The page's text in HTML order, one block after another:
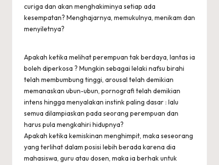
curiga dan akan menghakiminya setiap ada
kesempatan? Menghajarnya, memukulnya, menikam dan
menyiletnya?
Apakah ketika melihat perempuan tak berdaya, lantas ia
boleh diperkosa ? Mungkin sebagai lelaki nafsu birahi
telah membumbung tinggi, arousal telah demikian
memanaskan ubun-ubun, pornografi telah demikian
intens hingga menyalakan instink paling dasar : lalu
semua dilampiaskan pada seorang perempuan dan
harus pula mengkahiri hidupnya?
Apakah ketika kemiskinan menghimpit, maka seseorang
yang terlihat dalam posisi lebih berada karena dia
mahasiswa, guru atau dosen, maka ia berhak untuk